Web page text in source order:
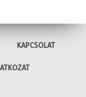
KAPCSOLAT